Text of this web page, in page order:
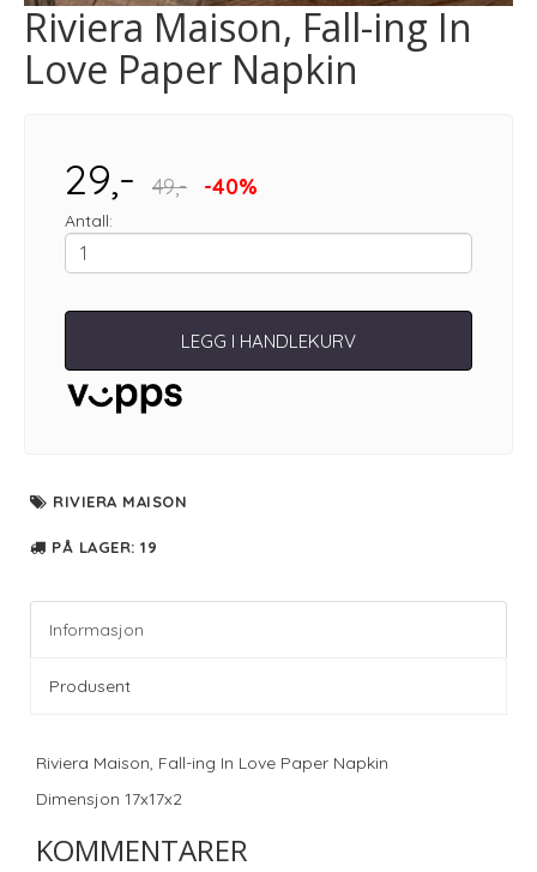
Riviera Maison, Fall-ing In
Love Paper Napkin
29,- 49,- -40%
Antall:
LEGG I HANDLEKURV
RIVIERA MAISON
PÅ LAGER: 19
Informasjon
Produsent
Riviera Maison, Fall-ing In Love Paper Napkin
Dimensjon 17x17x2
KOMMENTARER